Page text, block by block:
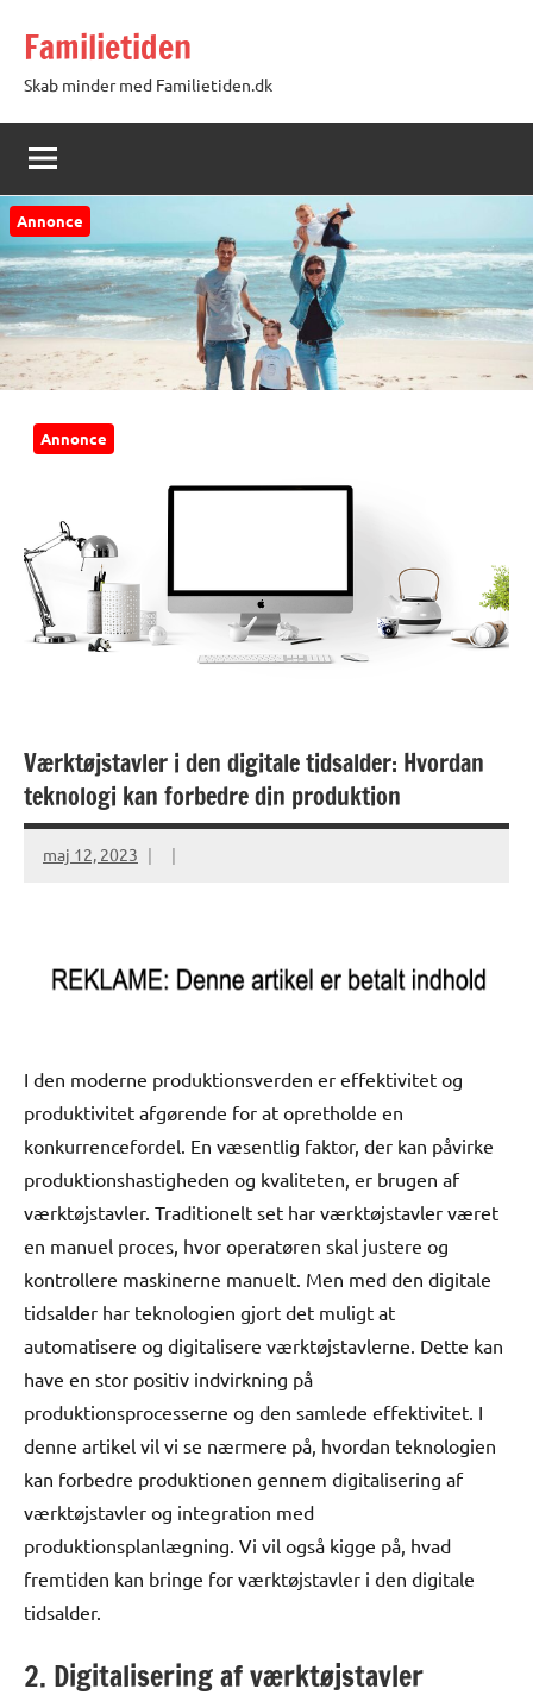
indhold
Familietiden
Skab minder med Familietiden.dk
Annonce
Annonce
Værktøjstavler i den digitale tidsalder: Hvordan
teknologi kan forbedre din produktion
maj 12, 2023
I den moderne produktionsverden er effektivitet og
produktivitet afgørende for at opretholde en
konkurrencefordel. En væsentlig faktor, der kan påvirke
produktionshastigheden og kvaliteten, er brugen af
værktøjstavler. Traditionelt set har værktøjstavler været
en manuel proces, hvor operatøren skal justere og
kontrollere maskinerne manuelt. Men med den digitale
tidsalder har teknologien gjort det muligt at
automatisere og digitalisere værktøjstavlerne. Dette kan
have en stor positiv indvirkning på
produktionsprocesserne og den samlede effektivitet. I
denne artikel vil vi se nærmere på, hvordan teknologien
kan forbedre produktionen gennem digitalisering af
værktøjstavler og integration med
produktionsplanlægning. Vi vil også kigge på, hvad
fremtiden kan bringe for værktøjstavler i den digitale
tidsalder.
2. Digitalisering af værktøjstavler